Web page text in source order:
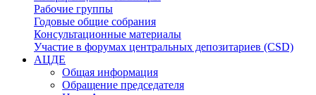
Рабочие группы
Годовые общие собрания
Консультационные материалы
Участие в форумах центральных депозитариев (CSD)
АЦДЕ
Общая информация
Обращение председателя